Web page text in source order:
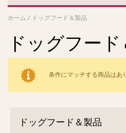
ホーム / ドッグフード＆製品
ドッグフー
条件にマッチする商品はあ
ドッグフード＆製品